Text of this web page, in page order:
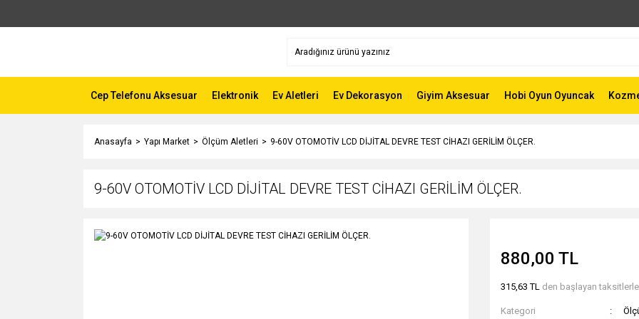
Cep Telefonu Aksesuar Elektronik Ev Aletleri Ev Dekorasyon Giyim Aksesuar Hobi Oyun Oyuncak
Anasayfa Yapı Market Ölçüm Aletleri 9-60V OTOMOTİV LCD DİJİTAL DEVRE TEST CİHAZI GERİLİM ÖLÇER.
9-60V OTOMOTİV LCD DİJİTAL DEVRE TEST CİHAZI GERİLİM ÖLÇER.
880,00 TL
315,63 TL den başlayan
Kategori